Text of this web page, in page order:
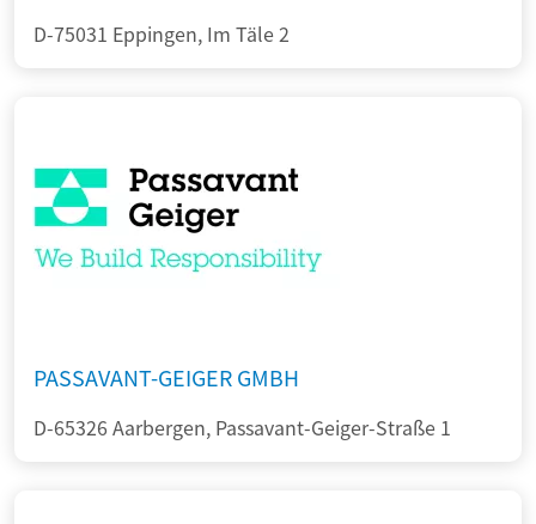
D-75031 Eppingen, Im Täle 2
PASSAVANT-GEIGER GMBH
D-65326 Aarbergen, Passavant-Geiger-Straße 1